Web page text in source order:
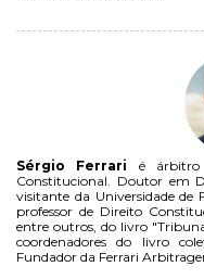
Sérgio Ferrari é árbitro
Constitucional. Doutor em
visitante da Universidade
professor de Direito
entre outros, do livro
coordenadores do livro
Fundador da Ferrari